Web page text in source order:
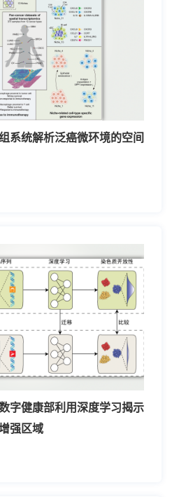
系统解析泛癌微环境的空间
字健康部利用深度学习揭示
强区域